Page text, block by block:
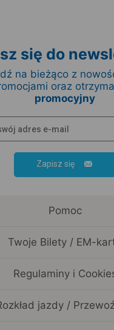
się do
na bieżąco z
oraz
promocyjny
Zapisz się
Pomoc
Twoje Bilety / EM-
Regulaminy i
jazdy /